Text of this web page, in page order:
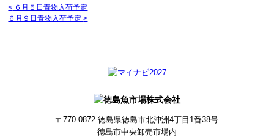
< ６月５日青物入荷予定
６月９日青物入荷予定>
〒770-0872徳島県徳島市北沖洲4丁目1番38号
徳島市中央卸売市場内